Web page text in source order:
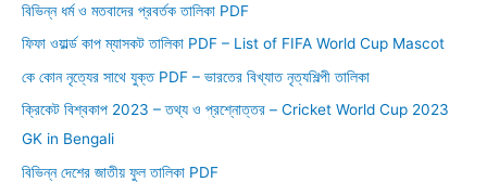
বিভিন্ন ধর্ম ও মতবাদের প্রবর্তক তালিকা PDF
ফিফা ওয়ার্ল্ড কাপ ম্যাসকট তালিকা PDF – List of FIFA World Cup Mascot
কে কোন নৃত্যের সাথে যুক্ত PDF – ভারতের বিখ্যাত নৃত্যশিল্পী তালিকা
ক্রিকেট বিশ্বকাপ 2023 – তথ্য ও প্রশ্নোত্তর – Cricket World Cup 2023
GK in Bengali
বিভিন্ন দেশের জাতীয় ফুল তালিকা PDF